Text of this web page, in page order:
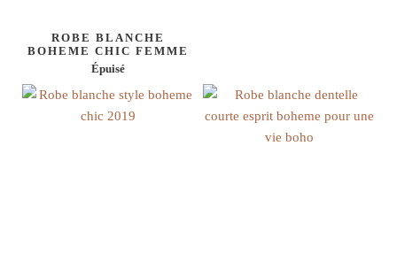
ROBE BLANCHE
BOHEME CHIC FEMME
Épuisé